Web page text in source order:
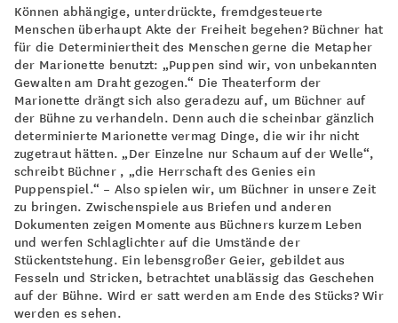
Können abhängige, unterdrückte, fremdgesteuerte
Menschen überhaupt Akte der Freiheit begehen? Büchner hat
für die Determiniertheit des Menschen gerne die Metapher
der Marionette benutzt: „Puppen sind wir, von unbekannten
Gewalten am Draht gezogen.“ Die Theaterform der
Marionette drängt sich also geradezu auf, um Büchner auf
der Bühne zu verhandeln. Denn auch die scheinbar gänzlich
determinierte Marionette vermag Dinge, die wir ihr nicht
zugetraut hätten. „Der Einzelne nur Schaum auf der Welle“,
schreibt Büchner , „die Herrschaft des Genies ein
Puppenspiel.“ – Also spielen wir, um Büchner in unsere Zeit
zu bringen. Zwischenspiele aus Briefen und anderen
Dokumenten zeigen Momente aus Büchners kurzem Leben
und werfen Schlaglichter auf die Umstände der
Stückentstehung. Ein lebensgroßer Geier, gebildet aus
Fesseln und Stricken, betrachtet unablässig das Geschehen
auf der Bühne. Wird er satt werden am Ende des Stücks? Wir
werden es sehen.